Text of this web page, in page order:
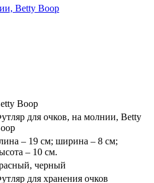
Betty Boop
Boop
для очков, на молнии, Betty
– 19 см; ширина – 8 см;
– 10 см.
черный
для хранения очков